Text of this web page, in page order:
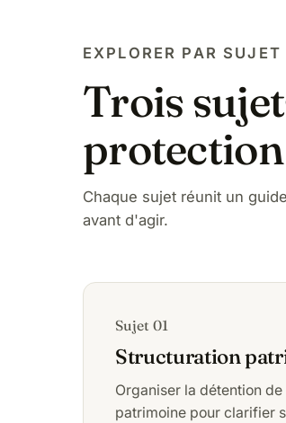
EXPLORER PAR SUJET
Trois
Chaque sujet réunit un
avant d'agir.
Sujet 01
Structuration
Organiser la détention
patrimoine pour clarifier